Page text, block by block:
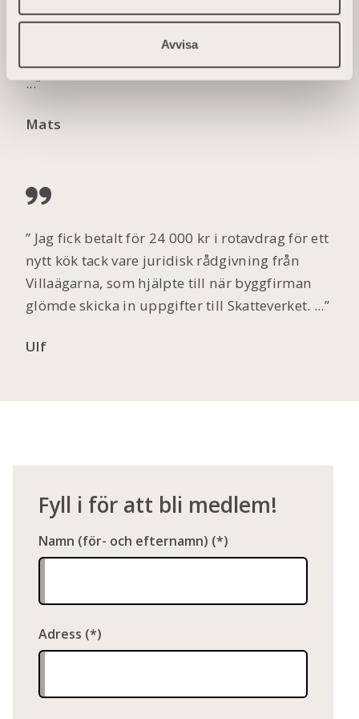
Avvisa
expertrådgivning i energifrågor när jag
investerade i solceller. Dessa insatser var
...
Mats
Jag fick betalt för 24 000 kr i rotavdrag för ett
nytt kök tack vare juridisk rådgivning från
Villaägarna, som hjälpte till när byggfirman
glömde skicka in uppgifter till Skatteverket. ...
Ulf
Fyll i för att bli medlem!
Namn (för- och efternamn)
Adress